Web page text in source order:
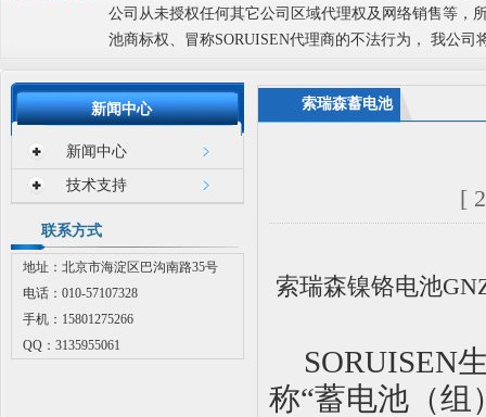
公司从未授权任何其它公司区域代理权及网络销售等，
池商标权、冒称SORUISEN代理商的不法行为， 我公
新闻中心
新闻中心
技术支持
联系方式
地址：北京市海淀区巴沟南路35号
电话：010-57107328
手机：15801275266
QQ：3135955061
索瑞森蓄电池
[
索瑞森镍铬电池
SORUISEN
称“蓄电池（组